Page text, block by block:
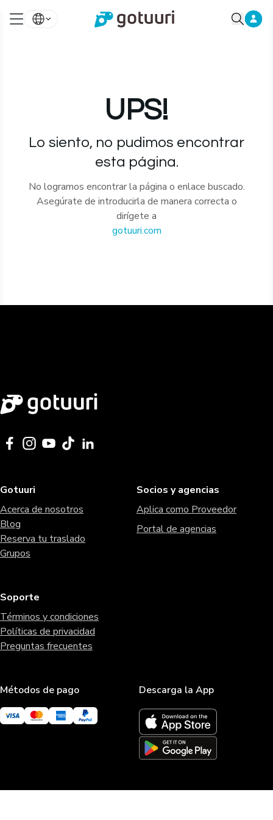
UPS!
Lo siento, no pudimos encontrar
esta página.
No logramos encontrar la página o enlace buscado.
Asegúrate de introducirla de manera correcta o
dirígete a
gotuuri.com
Gotuuri
Acerca de nosotros
Blog
Reserva tu traslado
Grupos
Socios y agencias
Aplica como Proveedor
Portal de agencias
Soporte
Términos y condiciones
Políticas de privacidad
Preguntas frecuentes
Métodos de pago Descarga la App